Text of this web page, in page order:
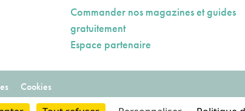
Commander nos magazines et guides
gratuitement
Espace partenaire
Cookies